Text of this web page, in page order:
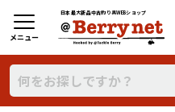
日本最大新品中古釣り具WEBショップ
メニュー